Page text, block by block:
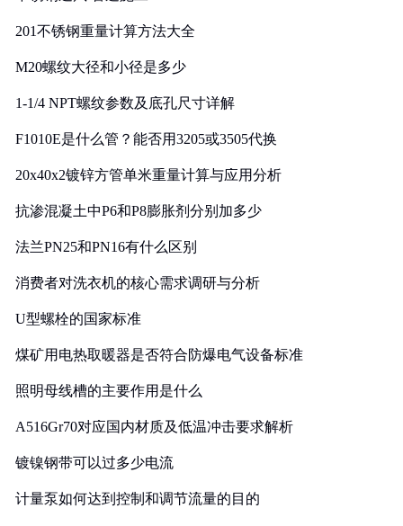
201不锈钢重量计算方法大全
M20螺纹大径和小径是多少
1-1/4 NPT螺纹参数及底孔尺寸详解
F1010E是什么管？能否用3205或3505代换
20x40x2镀锌方管单米重量计算与应用分析
抗渗混凝土中P6和P8膨胀剂分别加多少
法兰PN25和PN16有什么区别
消费者对洗衣机的核心需求调研与分析
U型螺栓的国家标准
煤矿用电热取暖器是否符合防爆电气设备标准
照明母线槽的主要作用是什么
A516Gr70对应国内材质及低温冲击要求解析
镀镍钢带可以过多少电流
计量泵如何达到控制和调节流量的目的